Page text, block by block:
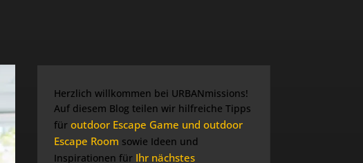
Herzlich willkommen bei URBANmissions!
Auf diesem Blog teilen wir hilfreiche Tipps
für outdoor Escape Game und outdoor
Escape Room sowie Ideen und
Inspirationen für Ihr nächstes